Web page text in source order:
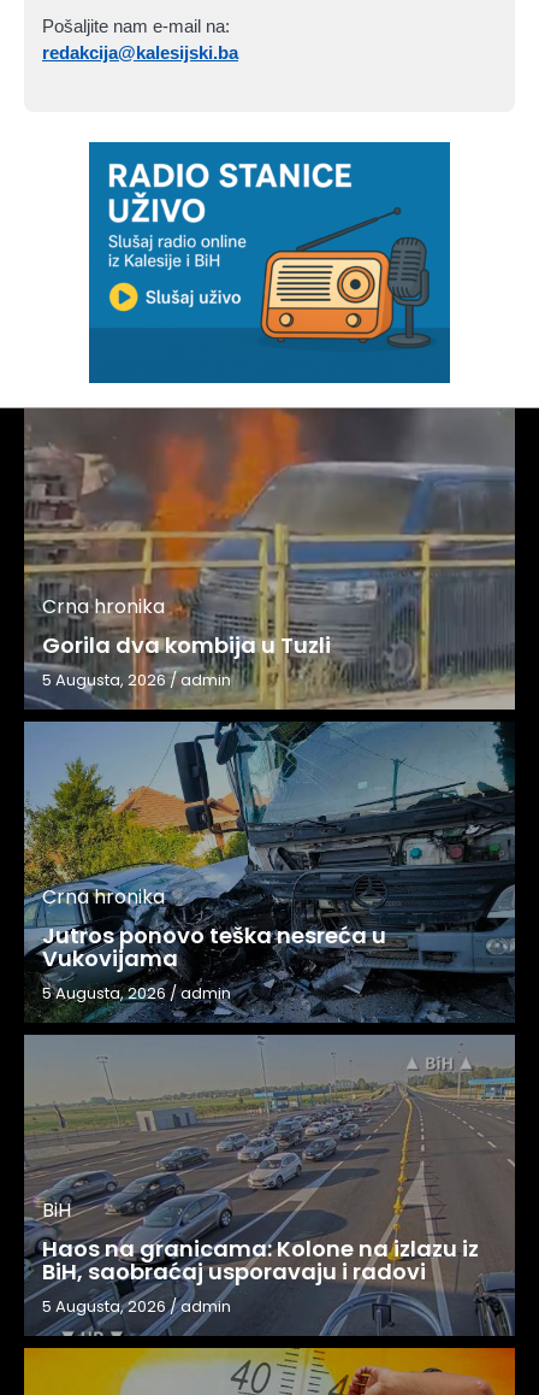
Pošaljite nam e-mail na:
redakcija@kalesijski.ba
Crna hronika
Gorila dva kombija u Tuzli
5 Augusta, 2026/admin
Crna hronika
Jutros ponovo teška nesreća u
Vukovijama
5 Augusta, 2026/admin
BiH
Haos na granicama: Kolone na izlazu iz
BiH, saobraćaj usporavaju i radovi
5 Augusta, 2026/admin